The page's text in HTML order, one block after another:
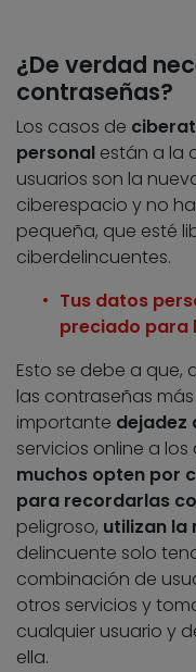
¿De verdad
contraseñas?
Los casos de
personal están a la
usuarios son la
ciberespacio y no
pequeña, que esté
ciberdelincuentes.
Tus datos
preciado para
Esto se debe a que,
las contraseñas
importante dejadez
servicios online a
muchos opten por
para recordarlas
peligroso, utilizan la
delincuente solo
combinación de
otros servicios y
cualquier usuario y
ella.